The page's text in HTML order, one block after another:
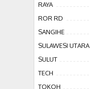
RAYA
ROR RD
SANGIHE
SULAWESI UTARA
SULUT
TECH
TOKOH